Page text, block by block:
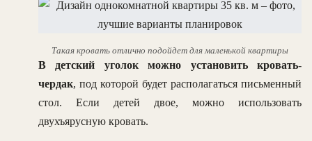
Такая кровать отлично подойдет для маленькой квартиры
В детский уголок можно установить кровать-
чердак, под которой будет располагаться письменный
стол. Если детей двое, можно использовать
двухъярусную кровать.